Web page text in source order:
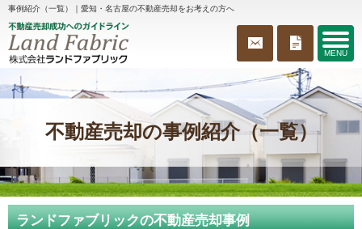
事例紹介（一覧）｜愛知・名古屋の不動産売却をお考えの方へ
MENU
不動産売却の事例紹介（一覧）
ランドファブリックの不動産売却事例